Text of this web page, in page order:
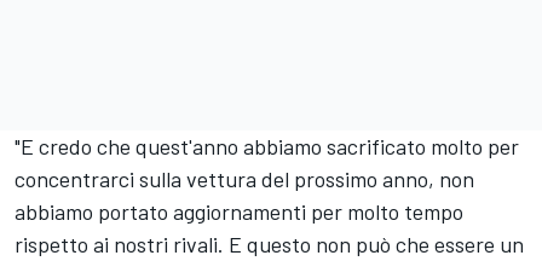
"E credo che quest'anno abbiamo sacrificato molto per
concentrarci sulla vettura del prossimo anno, non
abbiamo portato aggiornamenti per molto tempo
rispetto ai nostri rivali. E questo non può che essere un